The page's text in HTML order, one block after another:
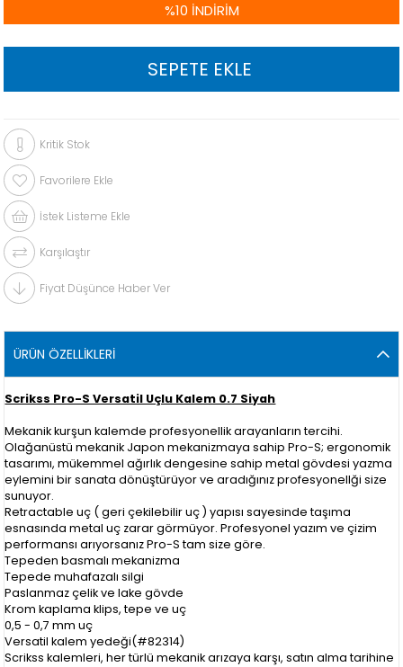
%10 İNDIRIM
Kritik Stok
Favorilere Ekle
İstek Listeme Ekle
Karşılaştır
Fiyat Düşünce Haber Ver
ÜRÜN ÖZELLIKLERI
Scrikss Pro-S Versatil Uçlu Kalem 0.7 Siyah
Mekanik kurşun kalemde profesyonellik arayanların tercihi.
Olağanüstü mekanik Japon mekanizmaya sahip Pro-S; ergonomik
tasarımı, mükemmel ağırlık dengesine sahip metal gövdesi yazma
eylemini bir sanata dönüştürüyor ve aradığınız profesyonellği size
sunuyor.
Retractable uç ( geri çekilebilir uç ) yapısı sayesinde taşıma
esnasında metal uç zarar görmüyor. Profesyonel yazım ve çizim
performansı arıyorsanız Pro-S tam size göre.
Tepeden basmalı mekanizma
Tepede muhafazalı silgi
Paslanmaz çelik ve lake gövde
Krom kaplama klips, tepe ve uç
0,5 - 0,7 mm uç
Versatil kalem yedeği(#82314)
Scrikss kalemleri, her türlü mekanik arızaya karşı, satın alma tarihine